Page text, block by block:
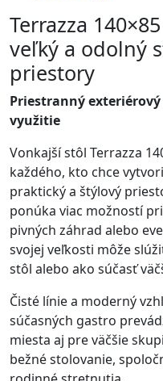
Terrazza
veľký a odolný
priestory
Priestranný
využitie
Vonkajší stôl Terrazza
každého, kto chce
praktický a štýlový
ponúka viac možností
pivných záhrad alebo
svojej veľkosti môže
stôl alebo ako súčasť
Čisté línie a moderný
súčasných gastro
miesta aj pre väčšie
bežné stolovanie,